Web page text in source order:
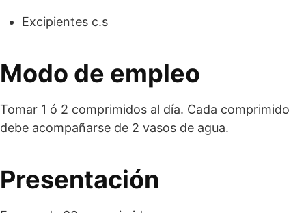
Excipientes c.s
Modo de empleo
Tomar 1 ó 2 comprimidos al día. Cada comprimido
debe acompañarse de 2 vasos de agua.
Presentación